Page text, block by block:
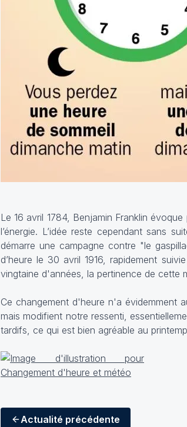
Le 16 avril 1784, Benjamin Franklin
l’énergie. L’idée reste cependant sans
démarre une campagne contre "le
d’heure le 30 avril 1916, rapidement
vingtaine d'années, la pertinence de cette
Ce changement d'heure n'a évidemment
mais modifient notre ressenti,
tardifs, ce qui est bien agréable au
Actualité précédente